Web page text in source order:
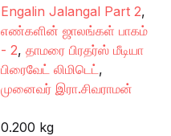
Engalin Jalangal Part 2,
எண்களின் ஜாலங்கள் பாகம்
- 2, தாமரை பிரதர்ஸ் மீடியா
பிரைவேட் லிமிடெட் ,
முனைவர் இரா.சிவராமன்
0.200 kg